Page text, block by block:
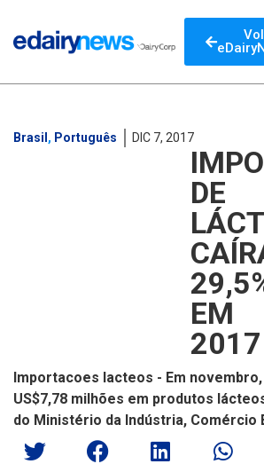
Brasil , Português DIC 7, 2017
DE
EM
2017
Importacoes lacteos - Em
US$7,78 milhões em produtos
do Ministério da Indústria, Comércio